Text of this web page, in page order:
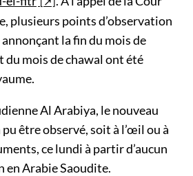
plusieurs points d’observation
la fin du mois de
du mois de chawal ont été
Al Arabiya, le nouveau
être observé, soit à l’œil ou à
ce lundi à partir d’aucun
en Arabie Saoudite.